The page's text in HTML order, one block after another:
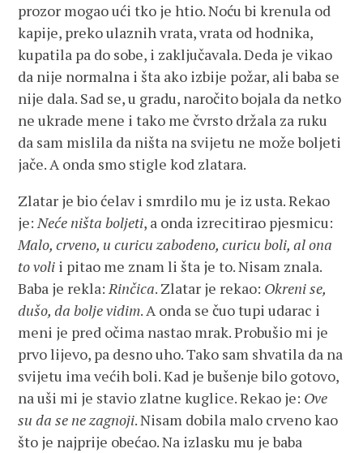
prozor mogao ući tko je htio. Noću bi krenula od
kapije, preko ulaznih vrata, vrata od hodnika,
kupatila pa do sobe, i zaključavala. Deda je vikao
da nije normalna i šta ako izbije požar, ali baba se
nije dala. Sad se, u gradu, naročito bojala da netko
ne ukrade mene i tako me čvrsto držala za ruku
da sam mislila da ništa na svijetu ne može boljeti
jače. A onda smo stigle kod zlatara.
Zlatar je bio ćelav i smrdilo mu je iz usta. Rekao
je:Neće ništa boljeti, a onda izrecitirao pjesmicu:
Malo, crveno, u curicu zabodeno, curicu boli, al ona
to voli i pitao me znam li šta je to. Nisam znala.
Baba je rekla:Rinčica. Zlatar je rekao: Okreni se,
dušo, da bolje vidim. A onda se čuo tupi udarac i
meni je pred očima nastao mrak. Probušio mi je
prvo lijevo, pa desno uho. Tako sam shvatila da na
svijetu ima većih boli. Kad je bušenje bilo gotovo,
na uši mi je stavio zlatne kuglice. Rekao je: Ove
su da se ne zagnoji. Nisam dobila malo crveno kao
što je najprije obećao. Na izlasku mu je baba